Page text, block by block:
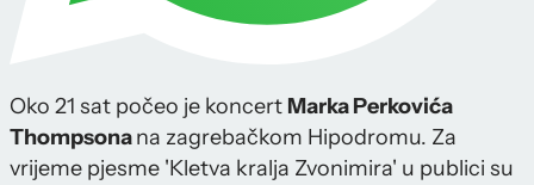
Oko 21 sat počeo je koncert Marka Perkovića
Thompsonana zagrebačkom Hipodromu. Za
vrijeme pjesme 'Kletva kralja Zvonimira' u publici su